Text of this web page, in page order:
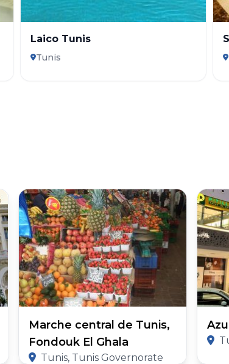
Laico Tunis
Tunis
Marche central de Tunis,
Fondouk El Ghala
Tunis, Tunis Governorate